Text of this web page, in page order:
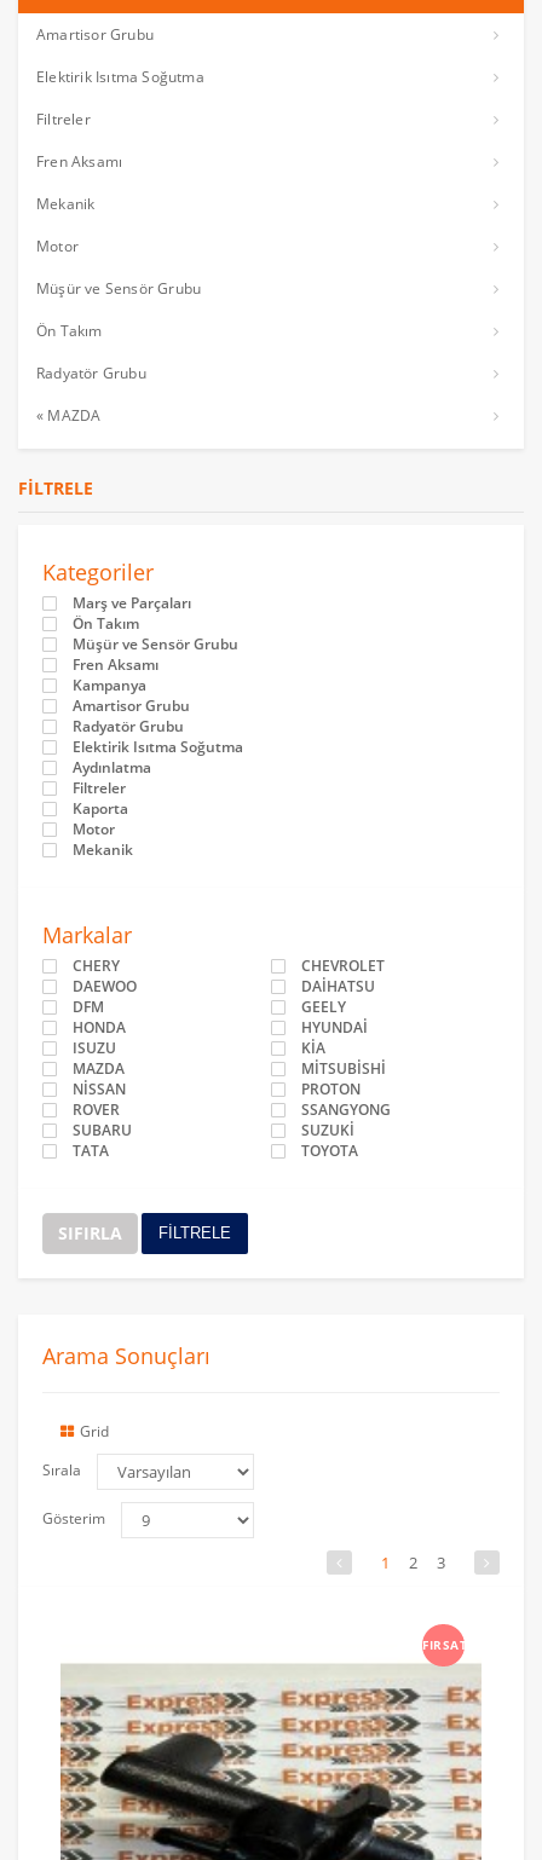
Amartisor Grubu
Elektirik Isıtma Soğutma
Filtreler
Fren Aksamı
Mekanik
Motor
Müşür ve Sensör Grubu
Ön Takım
Radyatör Grubu
« MAZDA
FILTRELE
Kategoriler
Marş ve Parçaları
Ön Takım
Müşür ve Sensör Grubu
Fren Aksamı
Kampanya
Amartisor Grubu
Radyatör Grubu
Elektirik Isıtma Soğutma
Aydınlatma
Filtreler
Kaporta
Motor
Mekanik
Markalar
CHERY
CHEVROLET
DAEWOO
DAİHATSU
DFM
GEELY
HONDA
HYUNDAİ
ISUZU
KİA
MAZDA
MİTSUBİSHİ
NİSSAN
PROTON
ROVER
SSANGYONG
SUBARU
SUZUKİ
TATA
TOYOTA
SIFIRLA FİLTRELE
Arama Sonuçları
Grid
Sırala
Gösterim
1 2 3
FIRSAT